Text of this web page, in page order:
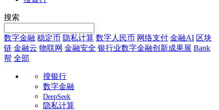
搜索
数字金融 稳定币 隐私计算 数字人民币 网络支付 金融AI 区块
链 金融云 物联网 金融安全 银行业数字金融创新成果展 Bank
帮 全部
搜银行
数字金融
DeepSeek
隐私计算